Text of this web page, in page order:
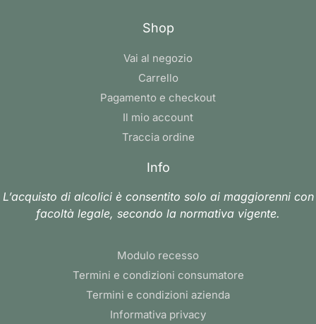
Shop
Vai al negozio
Carrello
Pagamento e checkout
Il mio account
Traccia ordine
Info
L’acquisto di alcolici è consentito solo ai maggiorenni con
facoltà legale, secondo la normativa vigente.
Modulo recesso
Termini e condizioni consumatore
Termini e condizioni azienda
Informativa privacy